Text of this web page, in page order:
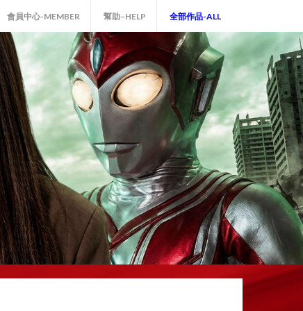
會員中心-MEMBER 幫助–HELP 全部作品-ALL